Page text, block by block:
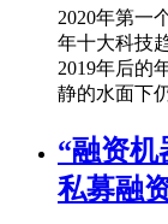
2020年第一
年十大科技
2019年后的
静的水面下
“融资机
私募融